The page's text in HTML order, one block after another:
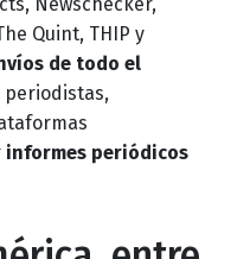
Quint, THIP y
de todo el
informes periódicos